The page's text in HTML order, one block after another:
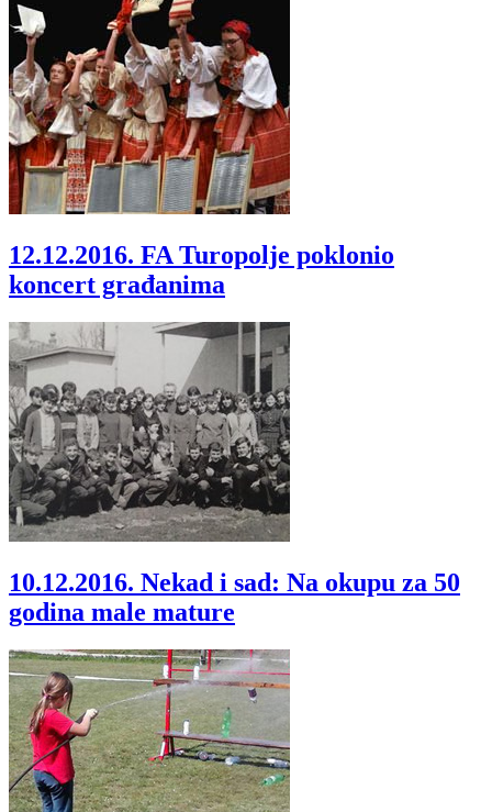
12.12.2016. FA Turopolje poklonio
koncert građanima
10.12.2016. Nekad i sad: Na okupu za 50
godina male mature